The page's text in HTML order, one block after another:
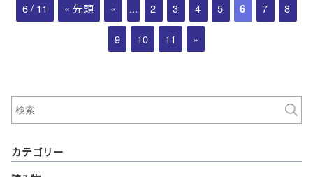
6 / 11 « 先頭 « ... 2 3 4 5 6 7 8
9 10 11 »
カテゴリー